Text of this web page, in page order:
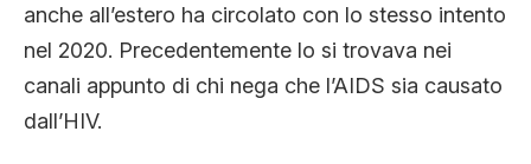
anche all’estero ha circolato con lo stesso intento
nel 2020. Precedentemente lo si trovava nei
canali appunto di chi nega che l’AIDS sia causato
dall’HIV.